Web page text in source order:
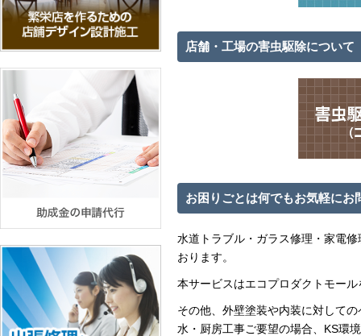
店舗・工場の害虫駆除について
お困りごとは何でもお気軽にお
水道トラブル・ガラス修理・家電
おります。
本サービスはエコプロダクトモー
その他、外壁塗装や内装に対して
水・厨房工事ご要望の場合、KS環